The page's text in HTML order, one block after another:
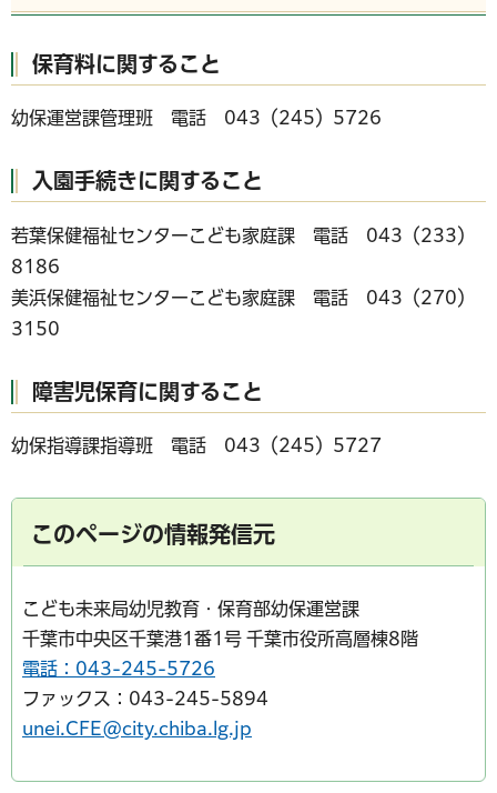
保育料に関すること
幼保運営課管理班 電話 043（245）5726
入園手続きに関すること
若葉保健福祉センターこども家庭課 電話 043（233）
8186
美浜保健福祉センターこども家庭課 電話 043（270）
3150
障害児保育に関すること
幼保指導課指導班 電話 043（245）5727
このページの情報発信元
こども未来局幼児教育・保育部幼保運営課
千葉市中央区千葉港1番1号 千葉市役所高層棟8階
電話：043-245-5726
ファックス：043-245-5894
unei.CFE@city.chiba.lg.jp